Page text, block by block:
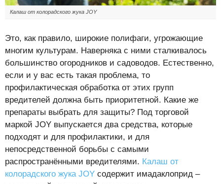
Калаш от колорадского жука JOY
Это, как правило, широкие полифаги, угрожающие
многим культурам. Наверняка с ними сталкивалось
большинство огородников и садоводов. Естественно,
если и у вас есть такая проблема, то
профилактическая обработка от этих групп
вредителей должна быть приоритетной. Какие же
препараты выбрать для защиты? Под торговой
маркой JOY выпускается два средства, которые
подходят и для профилактики, и для
непосредственной борьбы с самыми
распространёнными вредителями. Калаш от
колорадского жука JOY содержит имадаклоприд –